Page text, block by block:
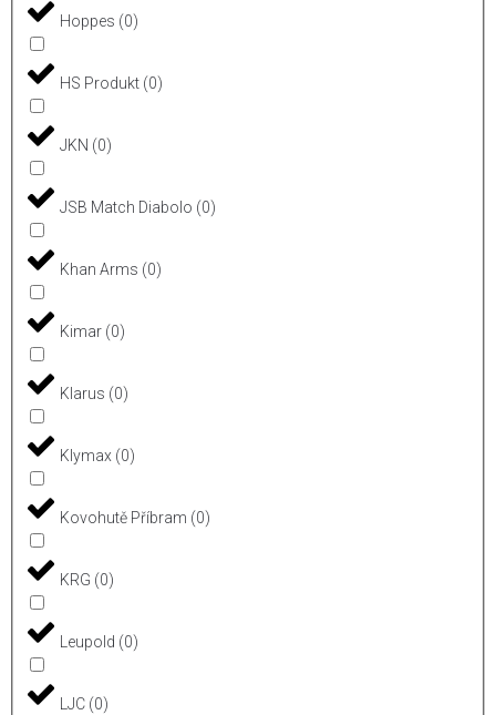
Hoppes (0)
HS Produkt (0)
JKN (0)
JSB Match Diabolo (0)
Khan Arms (0)
Kimar (0)
Klarus (0)
Klymax (0)
Kovohutě Příbram (0)
KRG (0)
Leupold (0)
LJC (0)